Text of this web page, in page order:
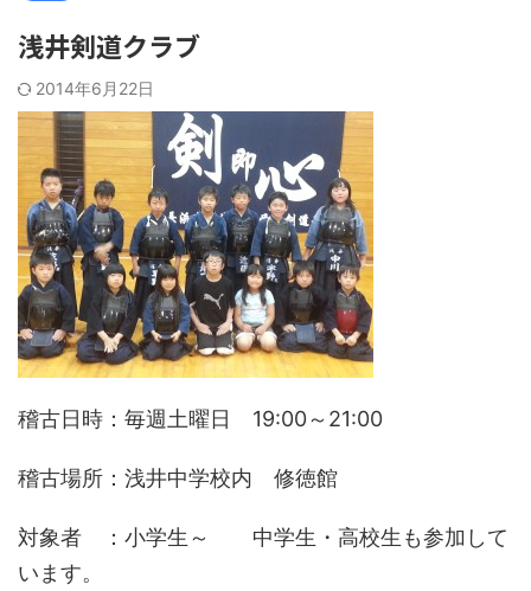
浅井剣道クラブ
2014年6月22日
稽古日時：毎週土曜日 19:00～21:00
稽古場所：浅井中学校内 修徳館
対象者 ：小学生～ 中学生・高校生も参加して
います。